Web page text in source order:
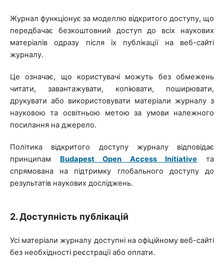
Журнал функціонує за моделлю відкритого доступу, що
передбачає безкоштовний доступ до всіх наукових
матеріалів одразу після їх публікації на веб-сайті
журналу.
Це означає, що користувачі можуть без обмежень
читати, завантажувати, копіювати, поширювати,
друкувати або використовувати матеріали журналу з
науковою та освітньою метою за умови належного
посилання на джерело.
Політика відкритого доступу журналу відповідає
принципам Budapest Open Access Initiative та
спрямована на підтримку глобального доступу до
результатів наукових досліджень.
2. Доступність публікацій
Усі матеріали журналу доступні на офіційному веб-сайті
без необхідності реєстрації або оплати.